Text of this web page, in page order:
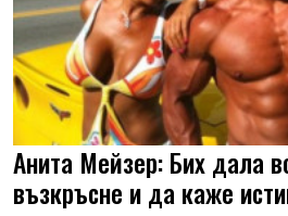
Анита Мейзер: Бих дала
възкръсне и да каже